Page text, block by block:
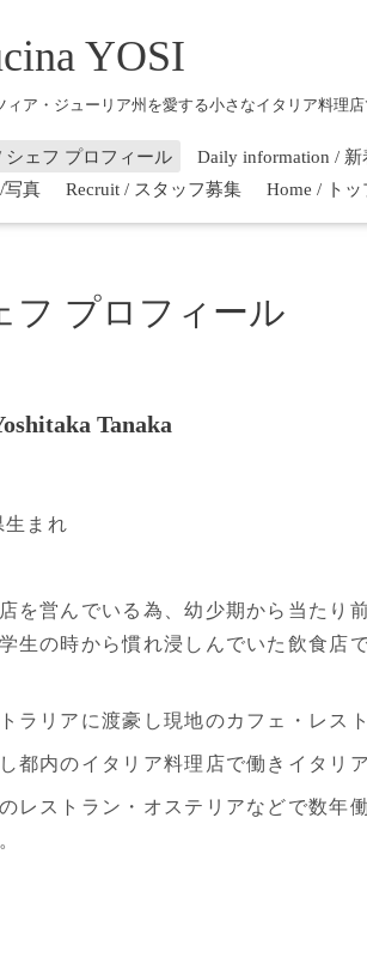
YOSI
ア・ジューリア州を愛する小さなイタリア料理店
シェフ プロフィール Daily information / 新
写真 Recruit / スタッフ募集 Home / ト
フ プロフィール
Tanaka
生まれ
を営んでいる為、幼少期から当たり
生の時から慣れ浸しんでいた飲食店
ラリアに渡豪し現地のカフェ・レス
都内のイタリア料理店で働きイタリア
レストラン・オステリアなどで数年